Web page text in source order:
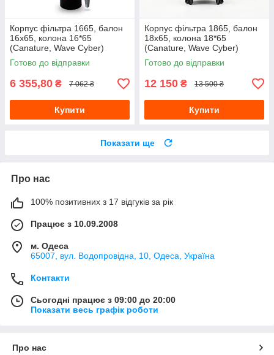
Корпус фільтра 1665, балон
16х65, колона 16*65
(Canature, Wave Cyber)
16"х65"
Готово до відправки
6 355,80 ₴ 7 062 ₴
Купити
Корпус фільтра 1865, балон
18х65, колона 18*65
(Canature, Wave Cyber)
18"х65"
Готово до відправки
12 150 ₴ 13 500 ₴
Купити
Показати ще
Про нас
100% позитивних з 17 відгуків за рік
Працює з 10.09.2008
м. Одеса
65007, вул. Водопровідна, 10, Одеса, Україна
Контакти
Сьогодні працює з 09:00 до 20:00
Показати весь графік роботи
Про нас